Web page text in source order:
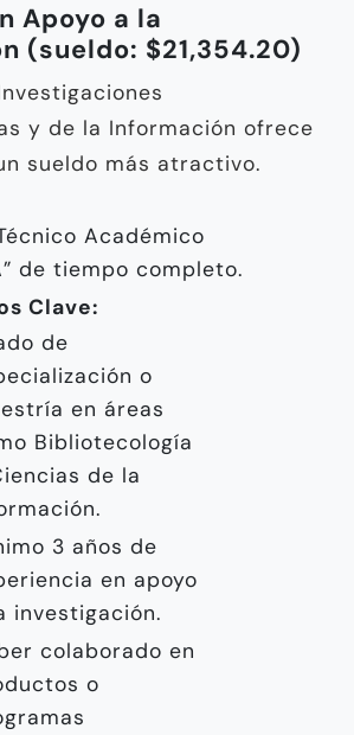
Apoyo a la
(sueldo: $21,354.20)
y de la Información ofrece
sueldo más atractivo.
Académico
de tiempo completo.
Clave:
de
o
en áreas
Bibliotecología
de la
3 años de
en apoyo
investigación.
colaborado en
o